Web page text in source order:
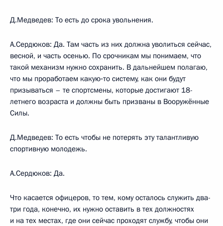
Д.Медведев: То есть до срока увольнения.
А.Сердюков: Да. Там часть из них должна уволиться сейчас,
весной, и часть осенью. По срочникам мы понимаем, что
такой механизм нужно сохранить. В дальнейшем полагаю,
что мы проработаем какую‑то систему, как они будут
призываться – те спортсмены, которые достигают 18-
летнего возраста и должны быть призваны в Вооружённые
Силы.
Д.Медведев: То есть чтобы не потерять эту талантливую
спортивную молодежь.
А.Сердюков: Да.
Что касается офицеров, то тем, кому осталось служить два-
три года, конечно, их нужно оставить в тех должностях
и на тех местах, где они сейчас проходят службу, чтобы они